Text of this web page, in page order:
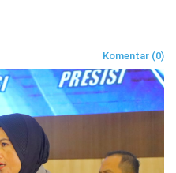
Komentar (0)